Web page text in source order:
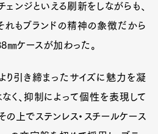
ンジといえる刷新をしながらも、
れもブランドの精神の象徴だから
㎜ケースが加わった。
り引き締まったサイズに魅力を凝
く、抑制によって個性を表現して
の上でステンレス・スチールケース